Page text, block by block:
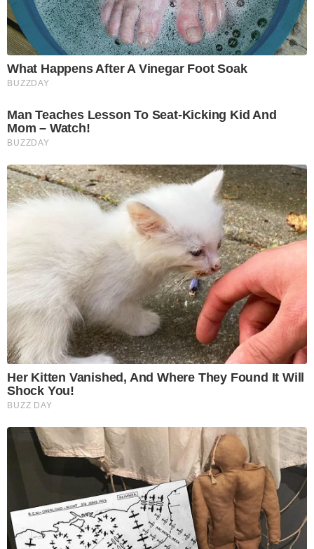
What Happens After A Vinegar Foot Soak
BUZZDAY
Man Teaches Lesson To Seat-Kicking Kid And
Mom – Watch!
BUZZDAY
Her Kitten Vanished, And Where They Found It Will
Shock You!
BUZZ DAY